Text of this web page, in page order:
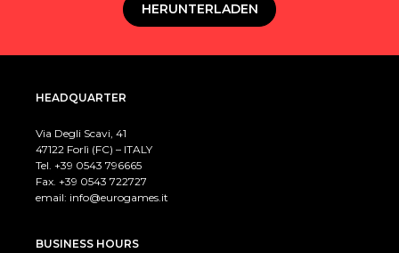
HERUNTERLADEN
HEADQUARTER
Via Degli Scavi, 41
47122 Forlì (FC) – ITALY
Tel. +39 0543 796665
Fax. +39 0543 722727
email: info@eurogames.it
BUSINESS HOURS